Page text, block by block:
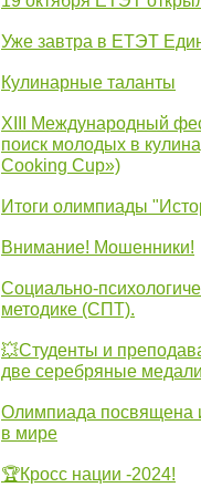
Уже завтра в ЕТЭТ
Кулинарные таланты
XIII Международный
поиск молодых в
Cooking Cup»)
Итоги олимпиады
Внимание! Мошенники!
Социально-
методике (СПТ).
💥Студенты и
две серебряные
Олимпиада посвящена
в мире
🏆Кросс нации -2024!